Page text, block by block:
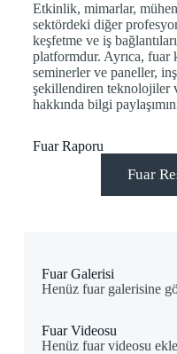
Etkinlik, mimarlar,
sektördeki diğer
keşfetme ve iş
platformdur. Ayrıca, fuar
seminerler ve paneller,
şekillendiren teknolojiler
hakkında bilgi
Fuar Raporu
Fuar
Fuar Galerisi
Henüz fuar galerisine
Fuar Videosu
Henüz fuar videosu